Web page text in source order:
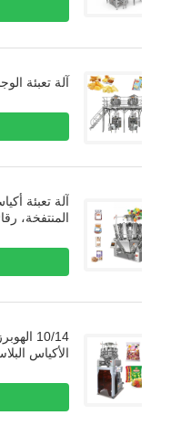
آلة تعبئة الوجبات
آلة تعبئة أكياس
المنتفخة، رقائق
الأوتوماتيكية
10/14
الأكياس
حزمة